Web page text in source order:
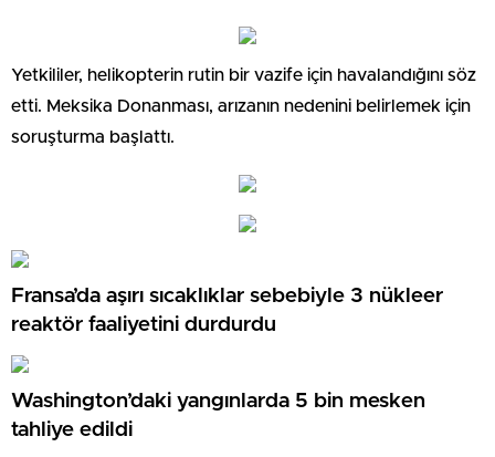
Yetkililer, helikopterin rutin bir vazife için havalandığını söz
etti. Meksika Donanması, arızanın nedenini belirlemek için
soruşturma başlattı.
Fransa’da aşırı sıcaklıklar sebebiyle 3 nükleer
reaktör faaliyetini durdurdu
Washington’daki yangınlarda 5 bin mesken
tahliye edildi